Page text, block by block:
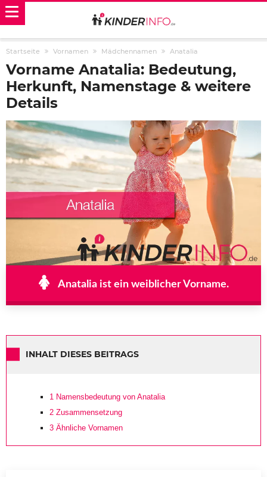
Startseite Vornamen Mädchennamen Anatalia
Vorname Anatalia: Bedeutung,
Herkunft, Namenstage & weitere
Details
Anatalia ist ein weiblicher Vorname.
INHALT DIESES BEITRAGS
1 Namensbedeutung von Anatalia
2 Zusammensetzung
3 Ähnliche Vornamen